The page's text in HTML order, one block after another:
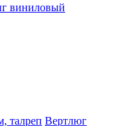
виниловый
талреп Вертлюг